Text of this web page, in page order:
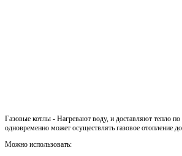
Газовые котлы - Нагревают воду, и доставляют тепло
одновременно может осуществлять газовое отопление
Можно использовать: